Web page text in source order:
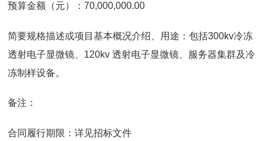
预算金额（元）：70,000,000.00
简要规格描述或项目基本概况介绍、用途：包括300kv冷冻
透射电子显微镜、120kv 透射电子显微镜、服务器集群及冷
冻制样设备。
备注：
合同履行期限：详见招标文件